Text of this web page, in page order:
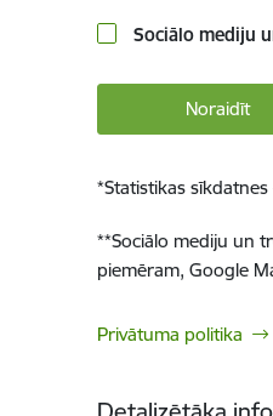
Sociālo mediju
Noraidīt
*Statistikas
**Sociālo mediju un
piemēram, Google
Privātuma politika